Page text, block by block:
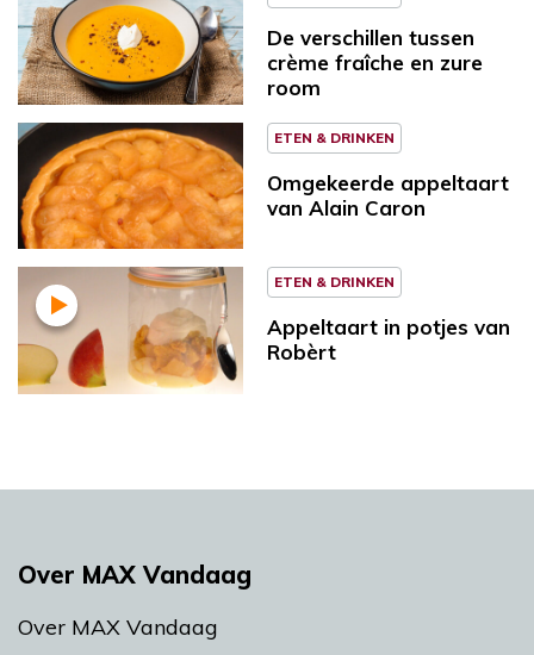
De verschillen tussen
crème fraîche en zure
room
ETEN & DRINKEN
Omgekeerde appeltaart
van Alain Caron
ETEN & DRINKEN
Appeltaart in potjes van
Robèrt
Over MAX Vandaag
Over MAX Vandaag